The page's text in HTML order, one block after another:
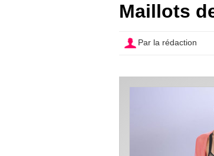
Maillots
Par la rédaction